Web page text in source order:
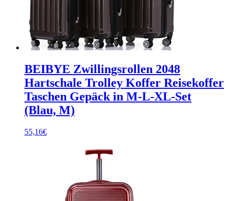
BEIBYE Zwillingsrollen 2048
Hartschale Trolley Koffer Reisekoffer
Taschen Gepäck in M-L-XL-Set
(Blau, M)
55,16€